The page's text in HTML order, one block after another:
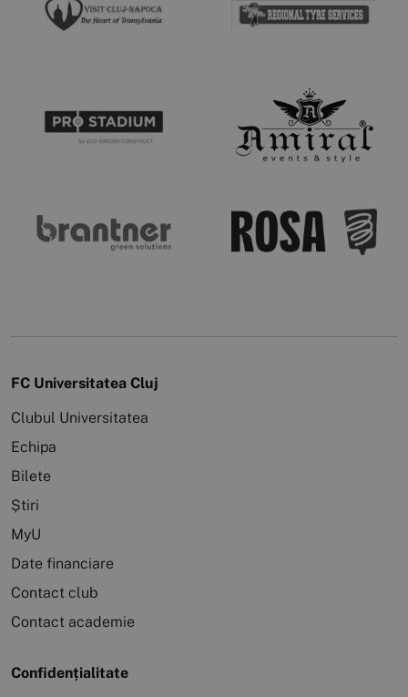
FC Universitatea Cluj
Clubul Universitatea
Echipa
Bilete
Știri
MyU
Date financiare
Contact club
Contact academie
Confidențialitate